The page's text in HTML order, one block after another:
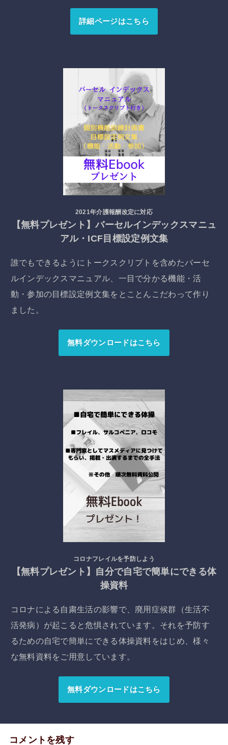
詳細ページはこちら
2021年介護報酬改定に対応
【無料プレゼント】バーセルインデックスマニュ
アル・ICF目標設定例文集
誰でもできるようにトークスクリプトを含めたバーセ
ルインデックスマニュアル、一目で分かる機能・活
動・参加の目標設定例文集をとことんこだわって作り
ました。
無料ダウンロードはこちら
コロナフレイルを予防しよう
【無料プレゼント】自分で自宅で簡単にできる体
操資料
コロナによる自粛生活の影響で、廃用症候群（生活不
活発病）が起こると危惧されています。それを予防す
るための自宅で簡単にできる体操資料をはじめ、様々
な無料資料をご用意しています。
無料ダウンロードはこちら
コメントを残す